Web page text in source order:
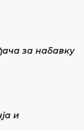
за набавку
и